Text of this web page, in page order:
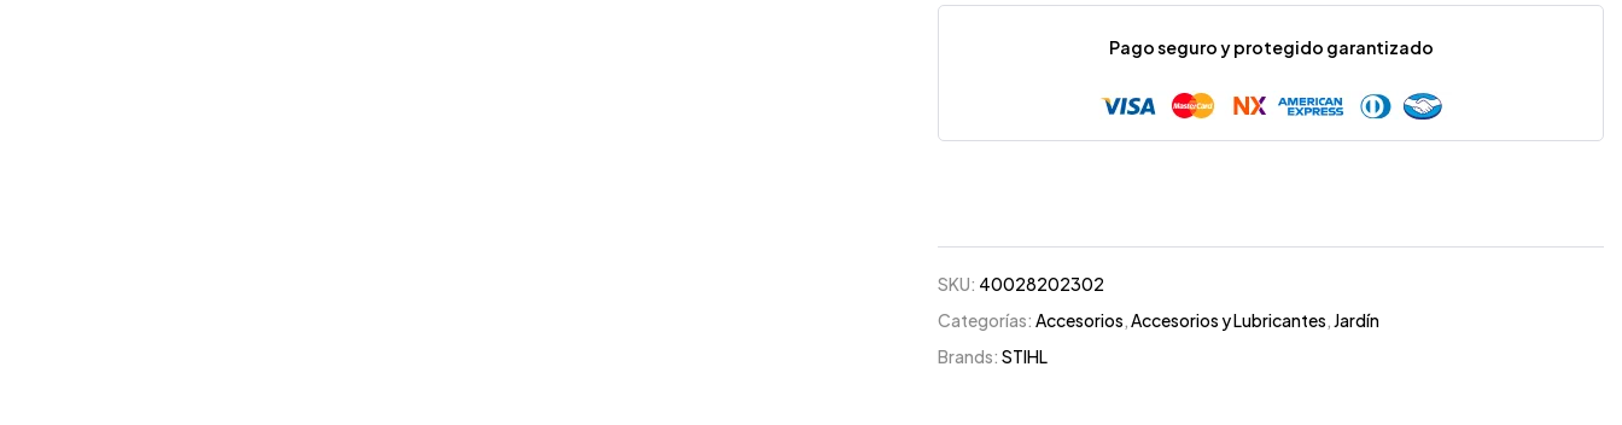
Pago seguro y protegido garantizado
SKU: 40028202302
Categorías:Accesorios,Accesorios y Lubricantes, Jardín
Brands:STIHL